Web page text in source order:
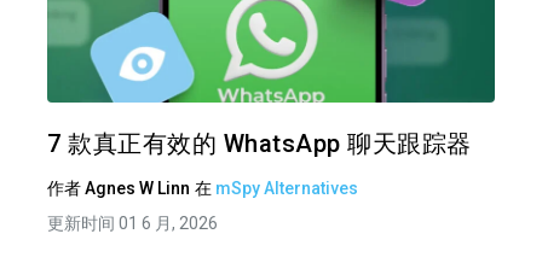
7 款真正有效的 WhatsApp 聊天跟踪器
作者Agnes W Linn 在 mSpy Alternatives
更新时间 01 6 月, 2026